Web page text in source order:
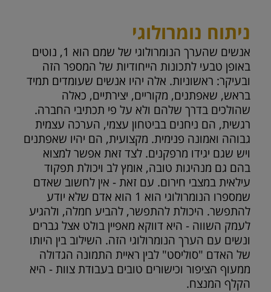
ניתוח נומרולוגי
אנשים שהערך הנומרולוגי של שמם הוא 1, נוטים
באופן טבעי לתכונות הייחודיות של המספר הזה
ובעיקר: ראשוניות. אלה יהיו אנשים שעומדים תמיד
בראש, שאפתנים, מקוריים, יצירתיים, כאלה
שהולכים בדרך שלהם ולא על פי תכתיבי החברה.
רגשית, הם ניחנים בביטחון עצמי, הערכה עצמית
גבוהה ואמונה פנימית. מקצועית, הם יהיו שאפתנים
ויש שגם יגידו מרפקנים. לצד זאת אפשר למצוא
בהם גם מנהיגות טובה, אומץ לב ויכולת תפקוד
עילאית במצבי חירום. עם זאת - אין לחשוב שאדם
שמספרו הנומרולוגי הוא 1 הוא אדם שלא יודע
להתפשר. היכולת להתפשר, להביע חמלה, ולהגיע
לעמק השווה - היא דווקא מאפיין בולט אצל גברים
ונשים עם הערך הנומרולוגי הזה. השילוב בין היותו
של האדם "סוליסט" לבין ראיית התמונה הגדולה
ממעוף הציפור וכישורים טובים בעבודת צוות - היא
הקלף המנצח.